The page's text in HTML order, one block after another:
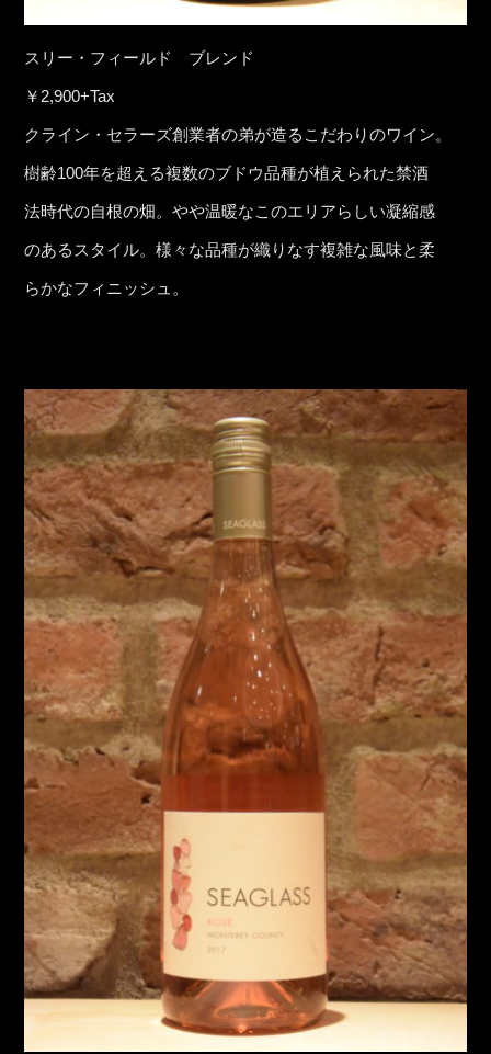
スリー・フィールド ブレンド
￥2,900+Tax
クライン・セラーズ創業者の弟が造るこだわりのワイン。
樹齢100年を超える複数のブドウ品種が植えられた禁酒
法時代の自根の畑。やや温暖なこのエリアらしい凝縮感
のあるスタイル。様々な品種が織りなす複雑な風味と柔
らかなフィニッシュ。